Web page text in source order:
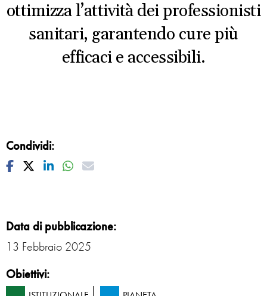
ottimizza l’attività dei professionisti
sanitari, garantendo cure più
efficaci e accessibili.
Condividi:
Facebook
TwitterLinkedinWhatsapp
Mail
Data di pubblicazione:
13 Febbraio 2025
Obiettivi: